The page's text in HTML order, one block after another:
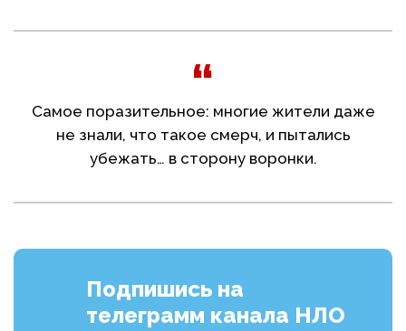
Самое поразительное: многие жители даже
не знали, что такое смерч, и пытались
убежать… в сторону воронки.
Подпишись на
телеграмм канала НЛО